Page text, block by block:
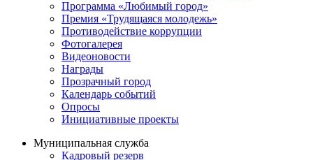
Программа «Любимый город»
Премия «Трудящаяся молодежь»
Противодействие коррупции
Фотогалерея
Видеоновости
Награды
Прозрачный город
Календарь событий
Опросы
Инициативные проекты
Муниципальная служба
Кадровый резерв